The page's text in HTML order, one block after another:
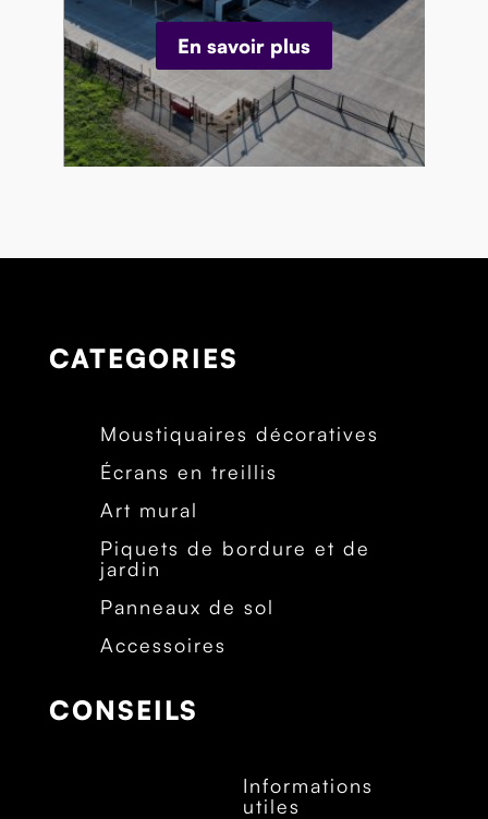
En savoir plus
CATEGORIES
Moustiquaires décoratives
Écrans en treillis
Art mural
Piquets de bordure et de
jardin
Panneaux de sol
Accessoires
CONSEILS
Informations
utiles